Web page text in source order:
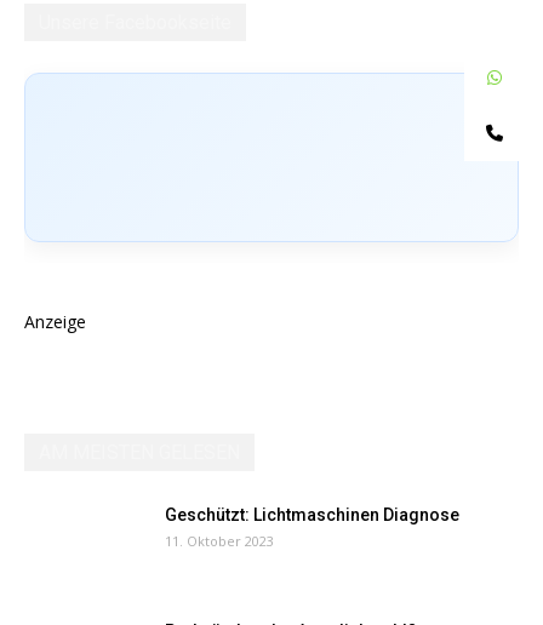
Anzeige
Geschützt: Lichtmaschinen Diagnose
11. Oktober 2023